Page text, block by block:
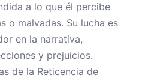
a lo que él percibe
o malvadas. Su lucha es
en la narrativa,
y prejuicios.
de la Reticencia de